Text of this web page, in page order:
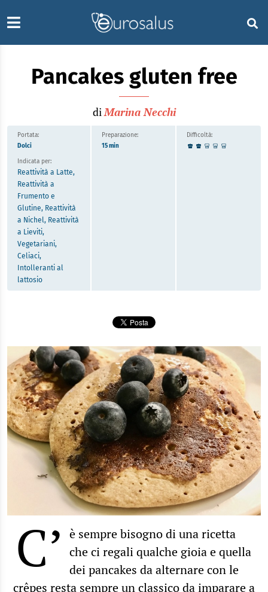
Pancakes gluten free
diMarina Necchi
Portata:
Dolci
Indicata per:
Reattività a Latte,
Reattività a
Frumento e
Glutine, Reattività
a Nichel, Reattività
a Lieviti,
Vegetariani,
Celiaci,
Intolleranti al
lattosio
Preparazione:
15 min
Difficoltà:
C’ è sempre bisogno di una ricetta
che ci regali qualche gioia e quella
dei pancakes da alternare con le
crêpes resta sempre un classico da imparare a